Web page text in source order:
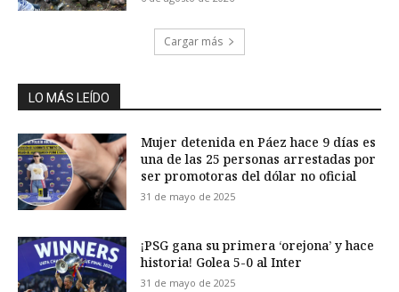
Cargar más
LO MÁS LEÍDO
Mujer detenida en Páez hace 9 días es
una de las 25 personas arrestadas por
ser promotoras del dólar no oficial
31 de mayo de 2025
¡PSG gana su primera ‘orejona’ y hace
historia! Golea 5-0 al Inter
31 de mayo de 2025